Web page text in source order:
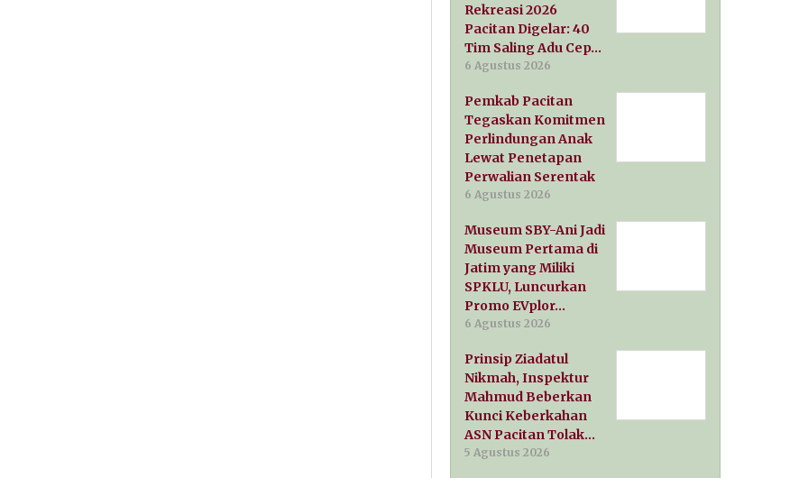
Rekreasi 2026
Pacitan Digelar: 40
Tim Saling Adu Cep…
6 Agustus 2026
Pemkab Pacitan
Tegaskan Komitmen
Perlindungan Anak
Lewat Penetapan
Perwalian Serentak
6 Agustus 2026
Museum SBY-Ani Jadi
Museum Pertama di
Jatim yang Miliki
SPKLU, Luncurkan
Promo EVplor…
6 Agustus 2026
Prinsip Ziadatul
Nikmah, Inspektur
Mahmud Beberkan
Kunci Keberkahan
ASN Pacitan Tolak…
5 Agustus 2026